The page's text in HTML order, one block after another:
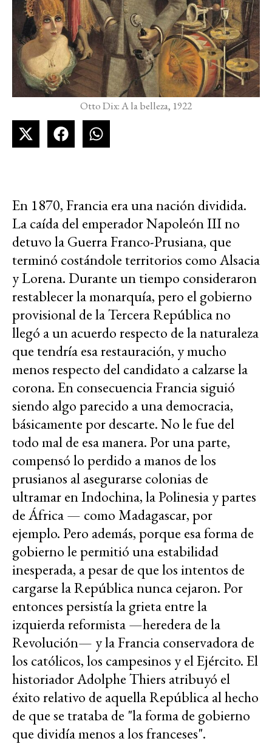
Otto Dix: A la belleza, 1922
En 1870, Francia era una nación dividida.
La caída del emperador Napoleón III no
detuvo la Guerra Franco-Prusiana, que
terminó costándole territorios como Alsacia
y Lorena. Durante un tiempo consideraron
restablecer la monarquía, pero el gobierno
provisional de la Tercera República no
llegó a un acuerdo respecto de la naturaleza
que tendría esa restauración, y mucho
menos respecto del candidato a calzarse la
corona. En consecuencia Francia siguió
siendo algo parecido a una democracia,
básicamente por descarte. No le fue del
todo mal de esa manera. Por una parte,
compensó lo perdido a manos de los
prusianos al asegurarse colonias de
ultramar en Indochina, la Polinesia y partes
de África — como Madagascar, por
ejemplo. Pero además, porque esa forma de
gobierno le permitió una estabilidad
inesperada, a pesar de que los intentos de
cargarse la República nunca cejaron. Por
entonces persistía la grieta entre la
izquierda reformista —heredera de la
Revolución— y la Francia conservadora de
los católicos, los campesinos y el Ejército. El
historiador Adolphe Thiers atribuyó el
éxito relativo de aquella República al hecho
de que se trataba de "la forma de gobierno
que dividía menos a los franceses".